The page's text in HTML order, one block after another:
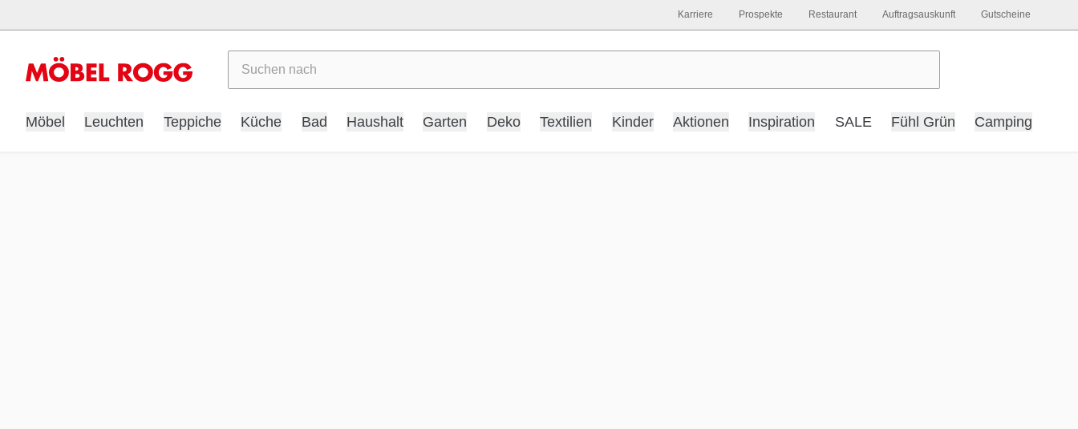
Möbel Leuchten Teppiche Küche Bad Haushalt Garten Deko Textilien Kinder Aktionen Inspiration SALE Fühl Grün Camping
Karriere Prospekte Restaurant Auftragsauskunft Gutscheine